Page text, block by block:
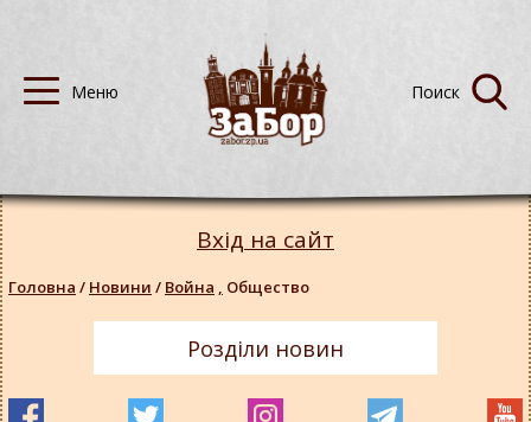
Вхід на сайт
Головна / Новини / Война , Общество
Розділи новин